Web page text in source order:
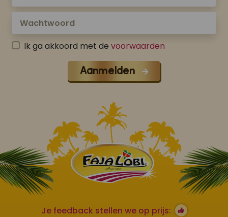
Ik ga akkoord met de voorwaarden
Aanmelden
Je feedback stellen we op prijs: